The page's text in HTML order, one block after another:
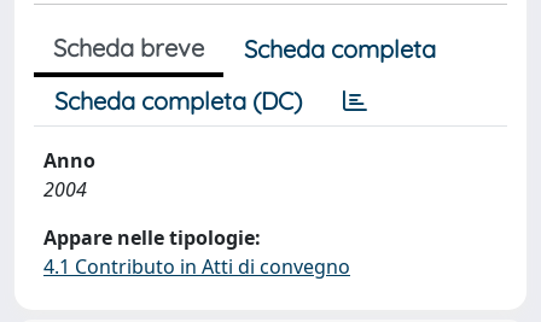
Scheda breve
Scheda completa
Scheda completa (DC)
Anno
2004
Appare nelle tipologie:
4.1 Contributo in Atti di convegno